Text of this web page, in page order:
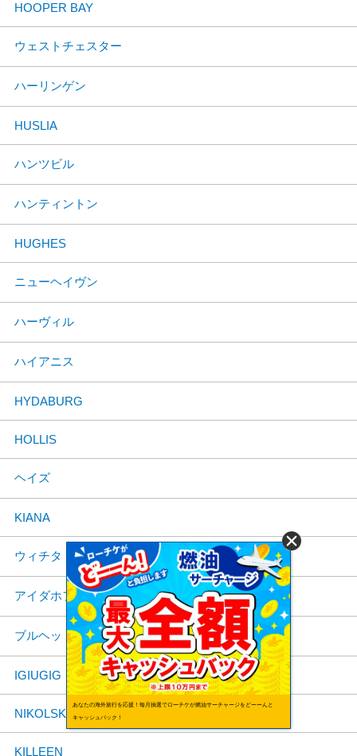
HOOPER BAY
ウェストチェスター
ハーリンゲン
HUSLIA
ハンツビル
ハンティントン
HUGHES
ニューヘイヴン
ハーヴィル
ハイアニス
HYDABURG
HOLLIS
ヘイズ
KIANA
ウィチタ
アイダホフォールズ
ブルヘッドシティ
IGIUGIG
NIKOLSKI
KILLEEN
あなたの海外旅行を応援！毎月抽選でローチケが燃油サーチャージをどーーんと
キャッシュバック！